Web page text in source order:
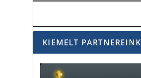
KIEMELT PARTNEREINK